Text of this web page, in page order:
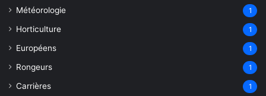
Météorologie 1
Horticulture 1
Européens 1
Rongeurs 1
Carrières 1